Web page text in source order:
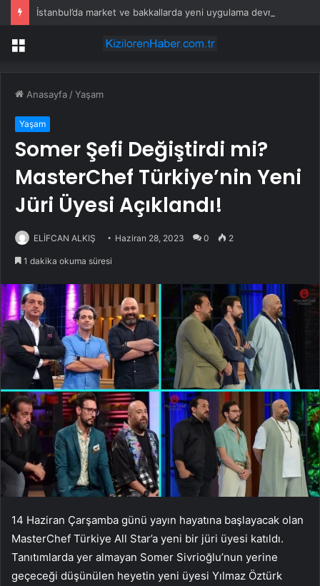
Menü
Anasayfa /Yaşam
Yaşam
Somer Şefi Değiştirdi mi?
MasterChef Türkiye’nin Yeni
Jüri Üyesi Açıklandı!
ELİFCAN ALKIŞ Haziran 28, 2023 0 2
1 dakika okuma süresi
14 Haziran Çarşamba günü yayın hayatına başlayacak olan
MasterChef Türkiye All Star’a yeni bir jüri üyesi katıldı.
Tanıtımlarda yer almayan Somer Sivrioğlu’nun yerine
geçeceği düşünülen heyetin yeni üyesi Yılmaz Öztürk